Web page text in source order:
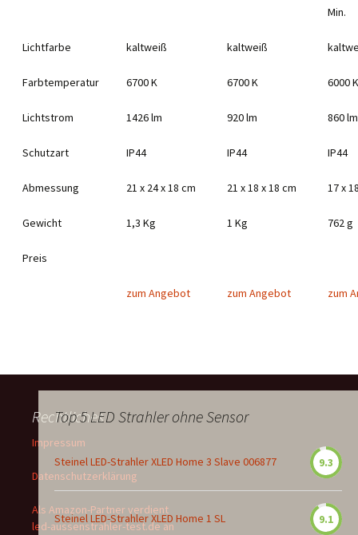
Min.
Lichtfarbe kaltweiß kaltweiß
Farbtemperatur 6700 K 6700 K 6000 K
Lichtstrom 1426 lm 920 lm 860 lm
Schutzart IP44 IP44 IP44
Abmessung 21 x 24 x 18 cm 21 x 18 x 18 cm 17 x
Gewicht 1,3 Kg 1 Kg 762 g
Preis
zum Angebot zum Angebot zum
Top 5 LED Strahler ohne Sensor
Steinel LED-Strahler XLED Home 3 Slave 006877 9.3
Steinel LED-Strahler XLED Home 1 SL 9.1
Rechtliches
Impressum
Datenschutzerklärung
Als Amazon-Partner verdient
led-aussenstrahler-test.de an